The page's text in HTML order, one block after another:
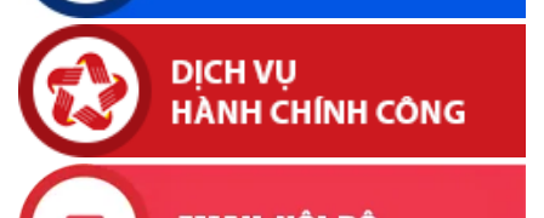
Lịch tiếp công dân của Chủ tịch UBND xã Krông Bông trong
tháng 05/2026
(26/05/2026, 15:43)
Lịch tiếp công dân định kỳ của Chủ tịch Ủy ban nhân dân xã
Krông Bông tháng 04 năm 2026
(16/04/2026, 17:00)